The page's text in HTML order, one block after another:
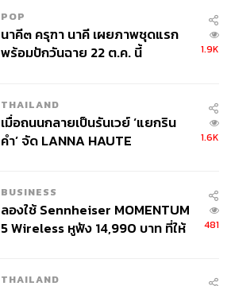
POP
นาคี๓ ครุฑา นาคี เผยภาพชุดแรก
พร้อมปักวันฉาย 22 ต.ค. นี้
1.9K
THAILAND
เมื่อถนนกลายเป็นรันเวย์ ‘แยกริน
คำ’ จัด LANNA HAUTE
1.6K
BUSINESS
ลองใช้ Sennheiser MOMENTUM
5 Wireless หูฟัง 14,990 บาท ที่ให้
481
THAILAND